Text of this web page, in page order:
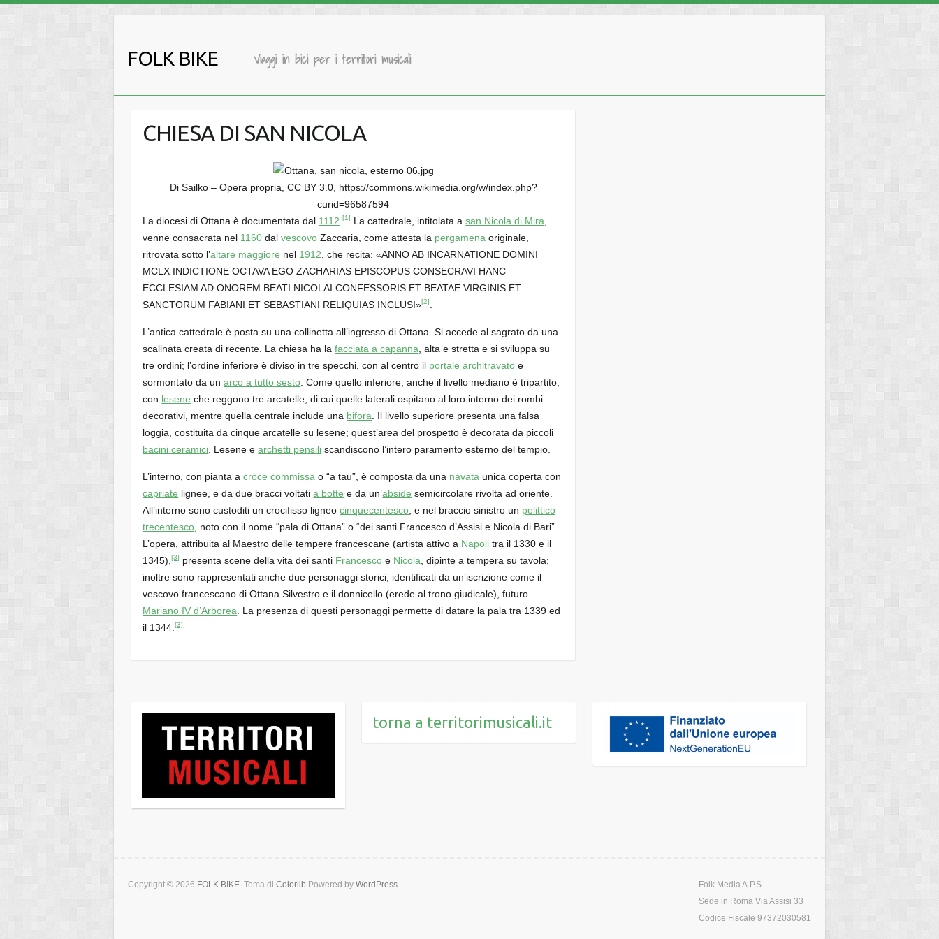
contenuto
FOLK BIKE Viaggi in bici per i territori musicali
CHIESA DI SAN NICOLA
Di Sailko – Opera propria, CC BY 3.0, https://commons.wikimedia.org/w/index.php?
curid=96587594
La diocesi di Ottana è documentata dal 1112 .[1]La cattedrale, intitolata asan Nicola di Mira
venne consacrata nel 1160 dalvescovo Zaccaria, come attesta la pergamena originale,
ritrovata sotto l’altare maggiore nel 1912 , che recita: «ANNO AB INCARNATIONE DOMINI
MCLX INDICTIONE OCTAVA EGO ZACHARIAS EPISCOPUS CONSECRAVI HANC
ECCLESIAM AD ONOREM BEATI NICOLAI CONFESSORIS ET BEATAE VIRGINIS ET
SANCTORUM FABIANI ET SEBASTIANI RELIQUIAS INCLUSI»[2].
L’antica cattedrale è posta su una collinetta all’ingresso di Ottana. Si accede al sagrato da una
scalinata creata di recente. La chiesa ha lafacciata a capanna , alta e stretta e si sviluppa su
tre ordini; l’ordine inferiore è diviso in tre specchi, con al centro il portale architravato e
sormontato da unarco a tutto sesto . Come quello inferiore, anche il livello mediano è tripartito,
con lesene che reggono tre arcatelle, di cui quelle laterali ospitano al loro interno dei rombi
decorativi, mentre quella centrale include una bifora . Il livello superiore presenta una falsa
loggia, costituita da cinque arcatelle su lesene; quest’area del prospetto è decorata da piccoli
bacini ceramici . Lesene earchetti pensili scandiscono l’intero paramento esterno del tempio.
L’interno, con pianta acroce commissa o “a tau”, è composta da una navata unica coperta con
capriate lignee, e da due bracci voltatia botte e da un’abside semicircolare rivolta ad oriente.
All’interno sono custoditi un crocifisso ligneocinquecentesco , e nel braccio sinistro un polittico
trecentesco , noto con il nome “pala di Ottana” o “dei santi Francesco d’Assisi e Nicola di Bari”.
L’opera, attribuita al Maestro delle tempere francescane (artista attivo a Napoli tra il 1330 e il
1345),[3]presenta scene della vita dei santi Francesco e Nicola , dipinte a tempera su tavola;
inoltre sono rappresentati anche due personaggi storici, identificati da un’iscrizione come il
vescovo francescano di Ottana Silvestro e il donnicello (erede al trono giudicale), futuro
Mariano IV d’Arborea . La presenza di questi personaggi permette di datare la pala tra 1339 ed
il 1344.[3]
torna a territorimusicali.it
Copyright © 2026 FOLK BIKE. Tema di Colorlib Powered by WordPress
Folk Media A.P.S.
Sede in Roma Via Assisi 33
Codice Fiscale 97372030581